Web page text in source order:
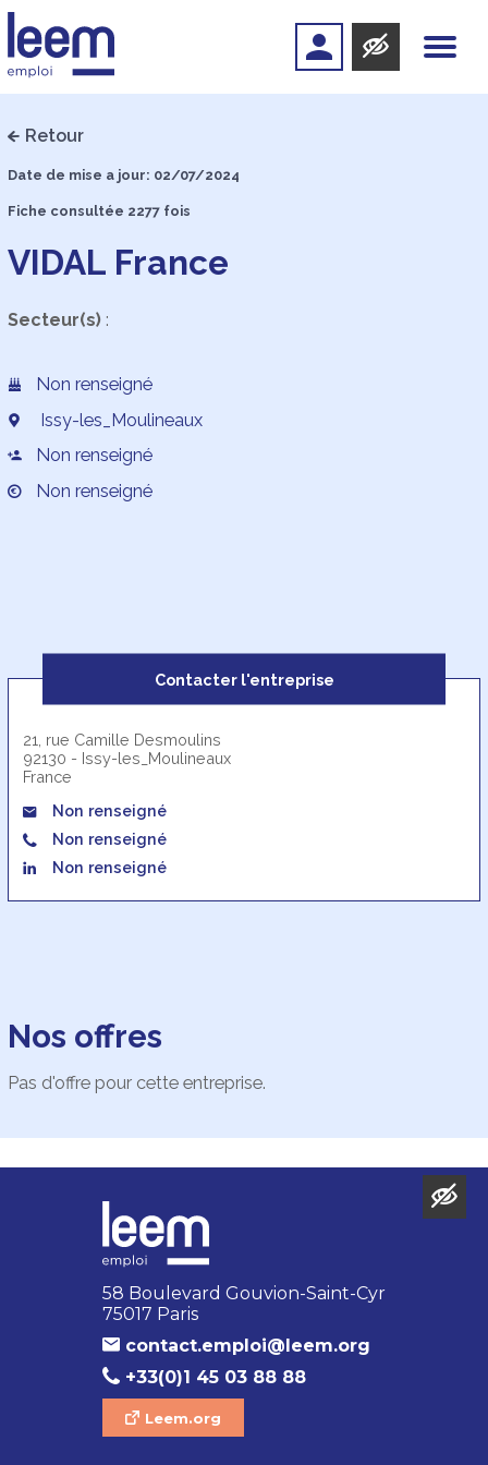
Retour
Date de mise a jour: 02/07/2024
Fiche consultée 2277 fois
VIDAL France
Secteur(s):
Non renseigné
Issy-les_Moulineaux
Non renseigné
Non renseigné
Contacter l'entreprise
21, rue Camille Desmoulins
92130 - Issy-les_Moulineaux
France
Non renseigné
Non renseigné
Non renseigné
Nos offres
Pas d'offre pour cette entreprise.
58 Boulevard Gouvion-Saint-Cyr
75017 Paris
contact.emploi@leem.org
+33(0)1 45 03 88 88
Leem.org